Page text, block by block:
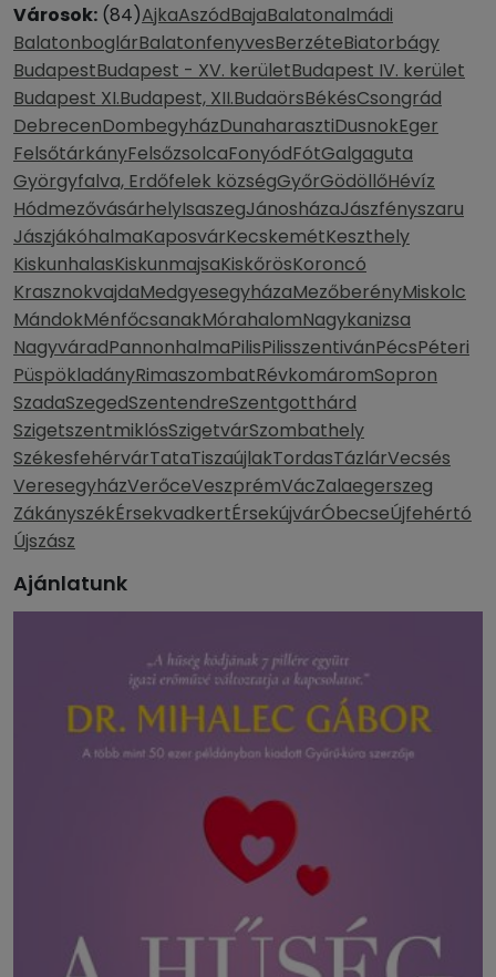
Városok: (84)AjkaAszódBajaBalatonalmádi
BalatonboglárBalatonfenyvesBerzéteBiatorbágy
BudapestBudapest - XV. kerületBudapest IV. kerület
Budapest XI.Budapest, XII.BudaörsBékésCsongrád
DebrecenDombegyházDunaharasztiDusnokEger
FelsőtárkányFelsőzsolcaFonyódFótGalgaguta
Györgyfalva, Erdőfelek községGyőrGödöllőHévíz
HódmezővásárhelyIsaszegJánosházaJászfényszaru
JászjákóhalmaKaposvárKecskemétKeszthely
KiskunhalasKiskunmajsaKiskőrösKoroncó
KrasznokvajdaMedgyesegyházaMezőberényMiskolc
MándokMénfőcsanakMórahalomNagykanizsa
NagyváradPannonhalmaPilisPilisszentivánPécsPéteri
PüspökladányRimaszombatRévkomáromSopron
SzadaSzegedSzentendreSzentgotthárd
SzigetszentmiklósSzigetvárSzombathely
SzékesfehérvárTataTiszaújlakTordasTázlárVecsés
VeresegyházVerőceVeszprémVácZalaegerszeg
ZákányszékÉrsekvadkertÉrsekújvárÓbecseÚjfehértó
Újszász
Ajánlatunk